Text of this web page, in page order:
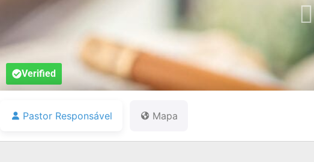

Verified
Pastor Responsável Mapa